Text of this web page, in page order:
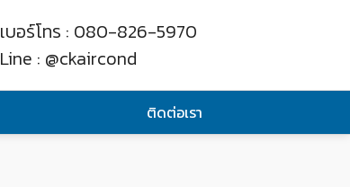
เบอร์โทร : 080-826-5970
Line : @ckaircond
ติดต่อเรา